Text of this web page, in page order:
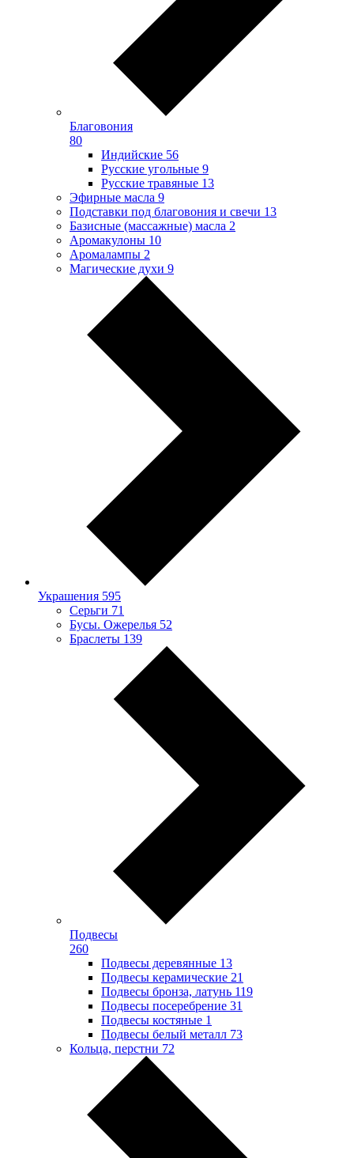
Благовония
80
Индийские 56
Русские угольные 9
Русские травяные 13
Эфирные масла 9
Подставки под благовония и свечи 13
Базисные (массажные) масла 2
Аромакулоны 10
Аромалампы 2
Магические духи 9
Украшения 595
Серьги 71
Бусы. Ожерелья 52
Браслеты 139
Подвесы
260
Подвесы деревянные 13
Подвесы керамические 21
Подвесы бронза, латунь 119
Подвесы посеребрение 31
Подвесы костяные 1
Подвесы белый металл 73
Кольца, перстни 72